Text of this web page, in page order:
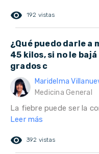
remove_red_eye 192 vistas
¿Qué puedo darle a
45 kilos, si no le
grados c
Maridelma
Medicina General
La fiebre puede ser la
Leer más
remove_red_eye 392 vistas